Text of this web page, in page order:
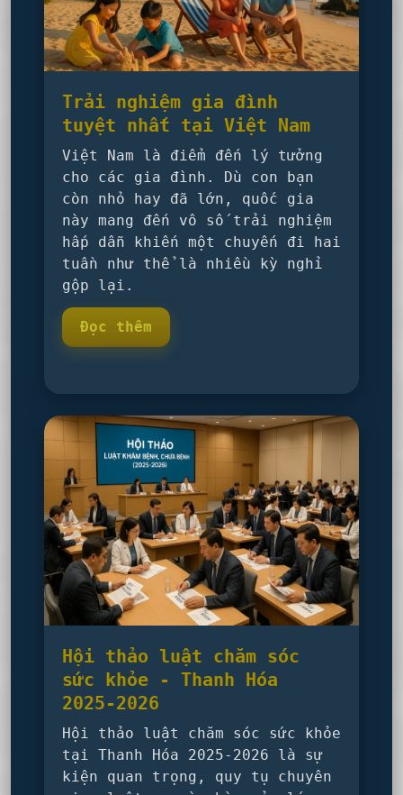
Trải nghiệm gia đình
tuyệt nhất tại Việt Nam
Việt Nam là điểm đến lý tưởng
cho các gia đình. Dù con bạn
còn nhỏ hay đã lớn, quốc gia
này mang đến vô số trải nghiệm
hấp dẫn khiến một chuyến đi hai
tuần như thể là nhiều kỳ nghỉ
gộp lại.
Đọc thêm
Hội thảo luật chăm sóc
sức khỏe - Thanh Hóa
2025-2026
Hội thảo luật chăm sóc sức khỏe
tại Thanh Hóa 2025-2026 là sự
kiện quan trọng, quy tụ chuyên